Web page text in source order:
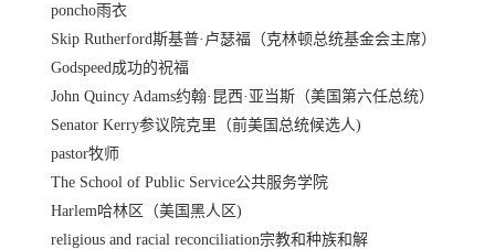
poncho雨衣
Skip Rutherford斯基普·卢瑟福（克林顿总统基金会主席）
Godspeed成功的祝福
John Quincy Adams约翰·昆西·亚当斯（美国第六任总统）
Senator Kerry参议院克里（前美国总统候选人)
pastor牧师
The School of Public Service公共服务学院
Harlem哈林区（美国黑人区)
religious and racial reconciliation宗教和种族和解